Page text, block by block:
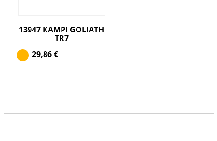
13947 KAMPI GOLIATH
TR7
29,86€